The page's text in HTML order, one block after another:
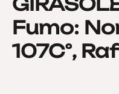
Fumo:
107C°,